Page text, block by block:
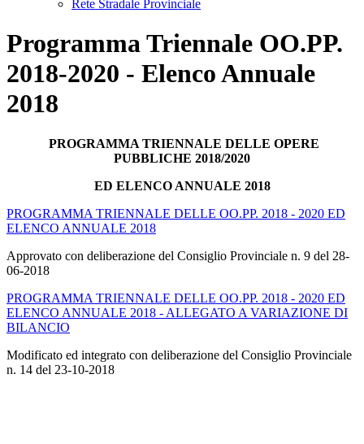
Rete Stradale Provinciale
Programma Triennale OO.PP.
2018-2020 - Elenco Annuale
2018
PROGRAMMA TRIENNALE DELLE OPERE
PUBBLICHE 2018/2020
ED ELENCO ANNUALE 2018
PROGRAMMA TRIENNALE DELLE OO.PP. 2018 - 2020 ED
ELENCO ANNUALE 2018
Approvato con deliberazione del Consiglio Provinciale n. 9 del 28-
06-2018
PROGRAMMA TRIENNALE DELLE OO.PP. 2018 - 2020 ED
ELENCO ANNUALE 2018 - ALLEGATO A VARIAZIONE DI
BILANCIO
Modificato ed integrato con deliberazione del Consiglio Provinciale
n. 14 del 23-10-2018